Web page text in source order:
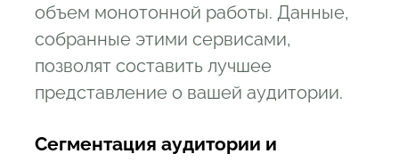
объем монотонной работы. Данные,
собранные этими сервисами,
позволят составить лучшее
представление о вашей аудитории.
Сегментация аудитории и